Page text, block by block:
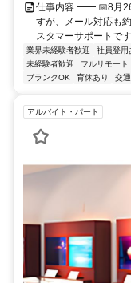
仕事内容 ━━ 📅8月
すが、メール対応も
スタマーサポー
業界未経験者歓迎 社員登用
未経験者歓迎
フルリモート
ブランクOK
育休あり 交
アルバイト・パート